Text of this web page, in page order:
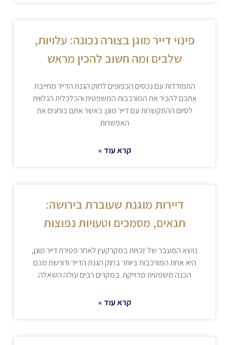
פינוי דייר מוגן בצורה נכונה: עלויות,
שלבים ומה חשוב להכין מראש
התמודדות עם נכסים הכפופים לחוק הגנת הדייר מחייבת
אתכם להכיר את המורכבות המשפטית והכלכלית הנלווית
לסיום ההתקשרות עם דייר מוגן. כאשר אתם בוחנים את
האפשרות
קרא עוד »
דיירות מוגנת שעוברת בירושה:
תנאים, מסמכים וטעויות נפוצות
נושא המעבר של זכויות במקרקעין לאחר פטירת דייר מוגן,
היא אחת המורכבות ביותר בחוק הגנת הדייר ודורשת מכם
הכנה משפטית מדוייקת. במקרים רבים עולה השאלה
קרא עוד »